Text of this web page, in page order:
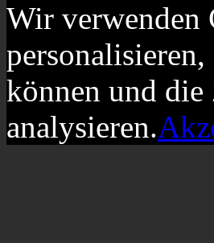
Wir verwenden
können und die
analysieren.